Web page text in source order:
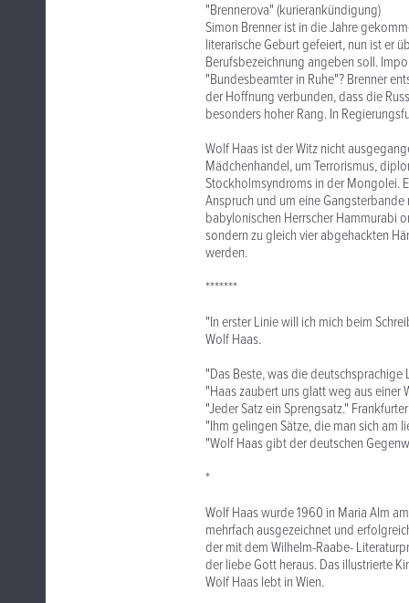
"Brennerova" (kurierankündigung)
Simon Brenner ist in die Jahre
literarische Geburt gefeiert, nun ist er
Berufsbezeichnung angeben soll.
"Bundesbeamter in Ruhe"? Brenner
der Hoffnung verbunden, dass die
besonders hoher Rang. In
Wolf Haas ist der Witz nicht
Mädchenhandel, um Terrorismus,
Stockholmsyndroms in der Mongolei.
Anspruch und um eine
babylonischen Herrscher Hammurabi
sondern zu gleich vier abgehackten
werden.
*******
"In erster Linie will ich mich beim
Wolf Haas.
"Das Beste, was die
"Haas zaubert uns glatt weg aus einer
"Jeder Satz ein Sprengsatz."
"Ihm gelingen Sätze, die man sich am
"Wolf Haas gibt der deutschen
*
Wolf Haas wurde 1960 in Maria Alm
mehrfach ausgezeichnet und
der mit dem Wilhelm-Raabe-
der liebe Gott heraus. Das illustrierte
Wolf Haas lebt in Wien.